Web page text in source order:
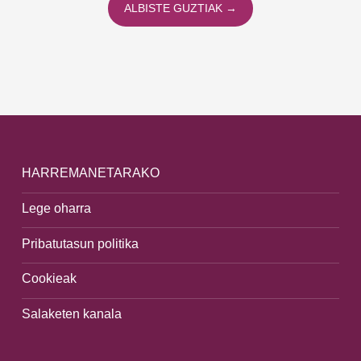
ALBISTE GUZTIAK →
HARREMANETARAKO
Lege oharra
Pribatutasun politika
Cookieak
Salaketen kanala